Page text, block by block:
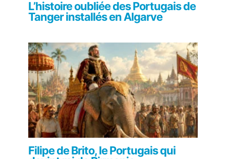
L’histoire oubliée des Portugais de
Tanger installés en Algarve
Filipe de Brito, le Portugais qui